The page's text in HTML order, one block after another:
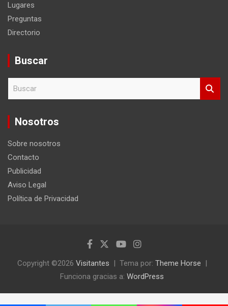
Lugares
Preguntas
Directorio
Buscar
c
Nosotros
Sobre nosotros
Contacto
Publicidad
Aviso Legal
Política de Privacidad
Copyright ©2026 Visitantes Tema por: Theme Horse
Funciona gracias a: WordPress